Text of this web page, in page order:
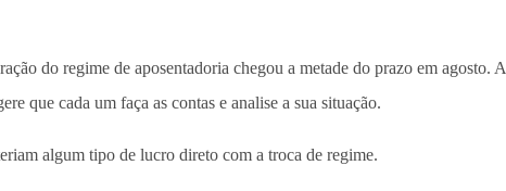
do regime de aposentadoria chegou a metade do prazo em agosto. A
que cada um faça as contas e analise a sua situação.
algum tipo de lucro direto com a troca de regime.